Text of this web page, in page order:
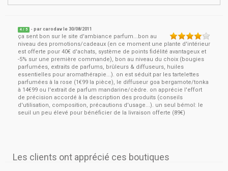
4 / 5 - parcarodav le30/08/2011
ça sent bon sur le site d'ambiance parfum...bon au
niveau des promotions/cadeaux (en ce moment une plante d'intérieur
est offerte pour 40€ d'achats, système de points fidélité avantageux et
-5% sur une première commande), bon au niveau du choix (bougies
parfumées, extraits de parfums, brûleurs & diffuseurs, huiles
essentielles pour aromathérapie...). on est séduit par les tartelettes
parfumées à la rose (1€99 la pièce), le diffuseur goa bergamote/tonka
à 14€99 ou l'extrait de parfum mandarine/cèdre. on apprécie l'effort
de précision accordé à la description des produits (conseils
d'utilisation, composition, précautions d'usage...). un seul bémol: le
seuil un peu élevé pour bénéficier de la livraison offerte (89€)
Les clients ont apprécié ces boutiques